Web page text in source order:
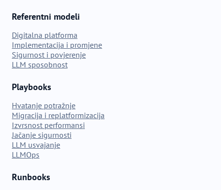
Referentni modeli
Digitalna platforma
Implementacija i promjene
Sigurnost i povjerenje
LLM sposobnost
Playbooks
Hvatanje potražnje
Migracija i replatformizacija
Izvrsnost performansi
Jačanje sigurnosti
LLM usvajanje
LLMOps
Runbooks